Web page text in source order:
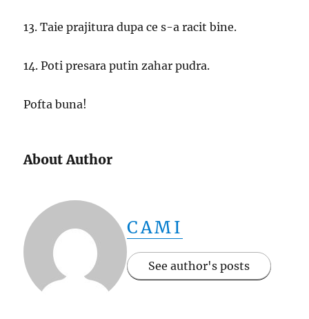
13. Taie prajitura dupa ce s-a racit bine.
14. Poti presara putin zahar pudra.
Pofta buna!
About Author
CAMI
See author's posts